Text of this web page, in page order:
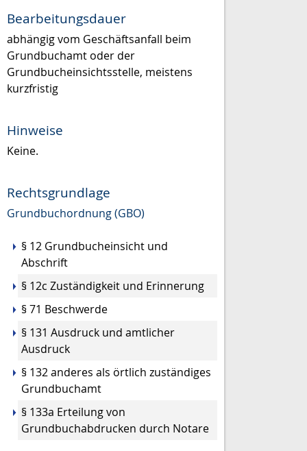
Bearbeitungsdauer
abhängig vom Geschäftsanfall beim
Grundbuchamt oder der
Grundbucheinsichtsstelle, meistens
kurzfristig
Hinweise
Keine.
Rechtsgrundlage
Grundbuchordnung (GBO)
§ 12 Grundbucheinsicht und
Abschrift
§ 12c Zuständigkeit und Erinnerung
§ 71 Beschwerde
§ 131 Ausdruck und amtlicher
Ausdruck
§ 132 anderes als örtlich zuständiges
Grundbuchamt
§ 133a Erteilung von
Grundbuchabdrucken durch Notare